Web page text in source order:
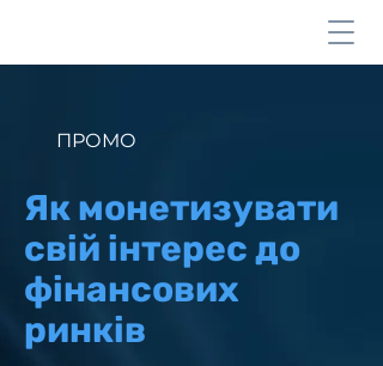
ПРОМО
Як монетизувати
свій інтерес до
фінансових
ринків